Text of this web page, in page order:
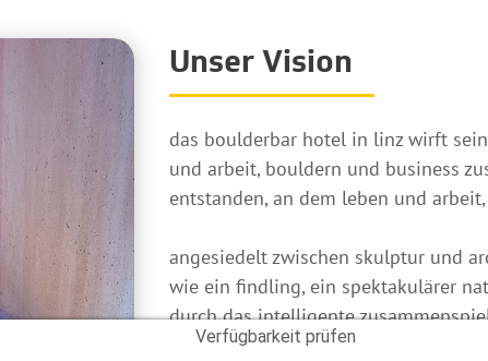
Verfügbarkeit prüfen
Unser Vision
das boulderbar hotel in linz wirft
und arbeit, bouldern und business
entstanden, an dem leben und
angesiedelt zwischen skulptur und
wie ein findling, ein spektakulärer
durch das intelligente